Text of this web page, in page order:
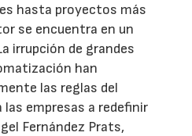
hasta proyectos más
se encuentra en un
irrupción de grandes
han
las reglas del
las empresas a redefinir
Fernández Prats,